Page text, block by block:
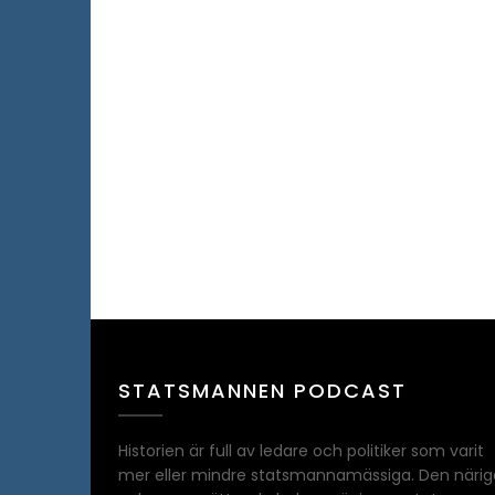
STATSMANNEN PODCAST
Historien är full av ledare och politiker som varit
mer eller mindre statsmannamässiga. Den